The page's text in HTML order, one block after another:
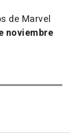
de Marvel
noviembre